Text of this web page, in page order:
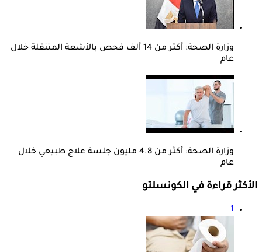
وزارة الصحة: أكثر من 14 ألف فحص بالأشعة المتنقلة خلال
عام
وزارة الصحة: أكثر من 4.8 مليون جلسة علاج طبيعي خلال
عام
الأكثر قراءة في الكونسلتو
1